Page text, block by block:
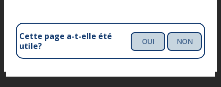
Cette page a-t-elle été
utile?
OUI NON